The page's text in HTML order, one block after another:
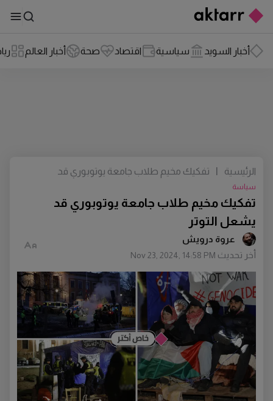
أخبار السويد سياسية اقتصاد صحة أخبار العالم
عروة درويش
أخر تحديث Nov 23, 2024, 14:58 PM
تفكيك مخيم طلاب جامعة يوتوبوري قد
يشعل التوتر
سياسة
الرئيسية |
تفكيك مخيم طلاب جامعة يوتوبوري قد